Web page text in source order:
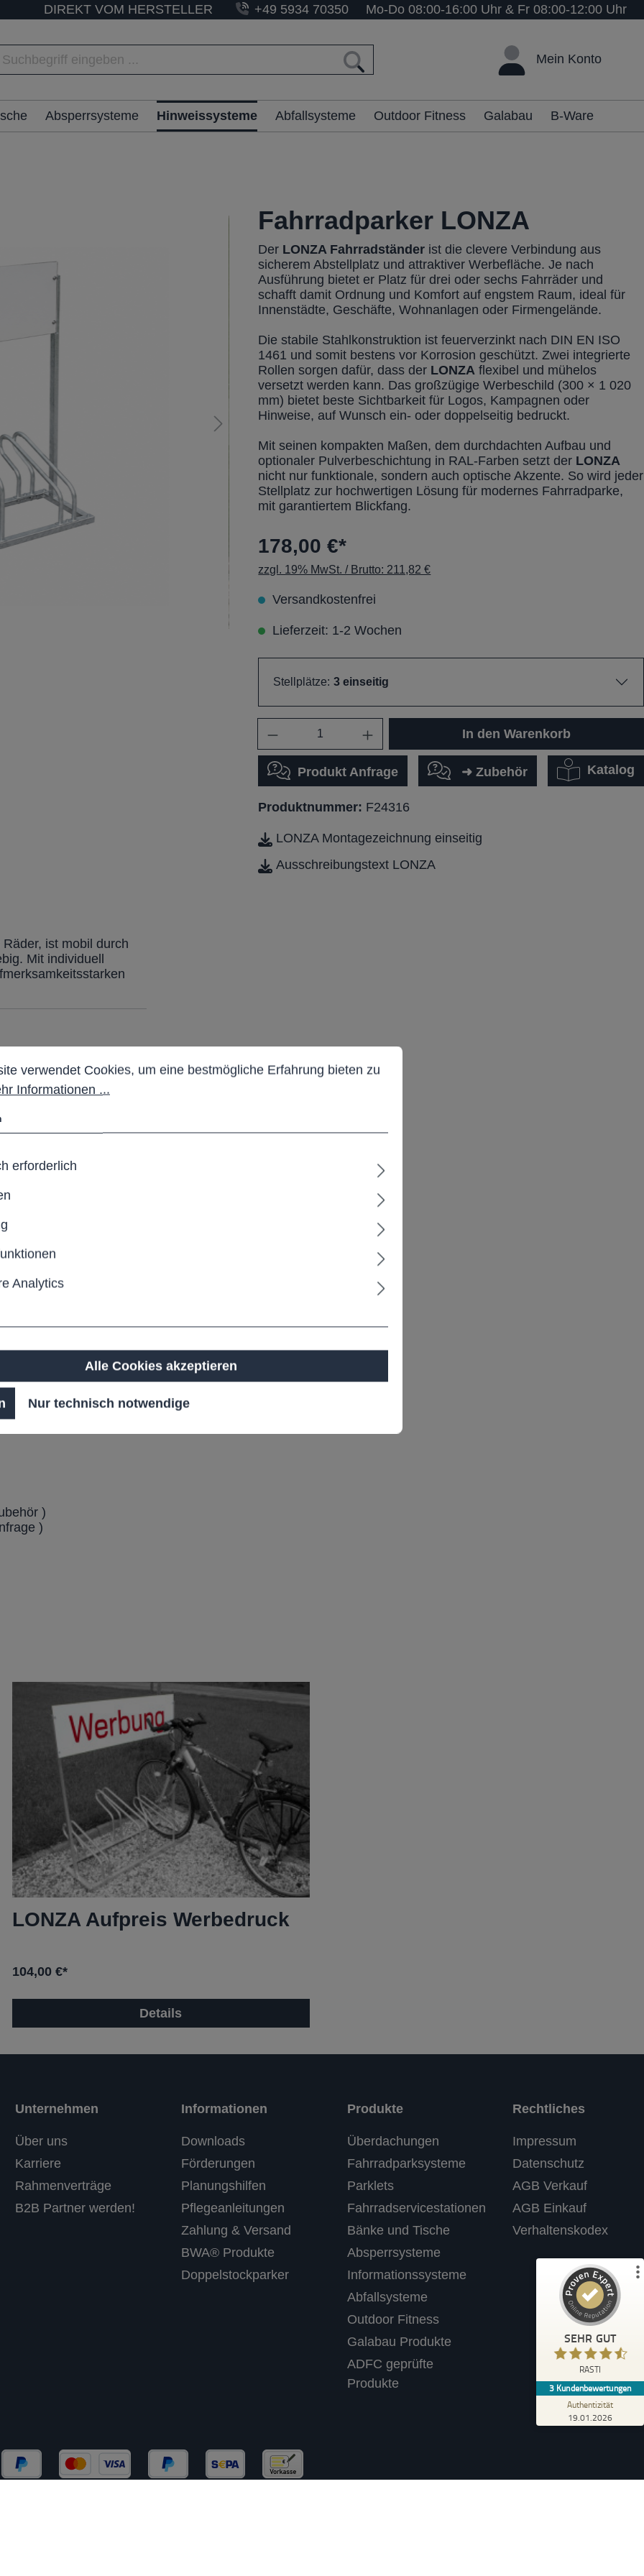
DIREKT VOM HERSTELLER +49 5934 70350 Mo-Do 08:00-16:00 Uhr & Fr 08:00-12:00 Uhr
Mein Konto
Absperrsysteme Hinweissysteme Abfallsysteme Outdoor Fitness Galabau B-Ware
Fahrradparker LONZA
Der LONZA Fahrradständer ist die clevere Verbindung aus
sicherem Abstellplatz und attraktiver Werbefläche. Je nach
Ausführung bietet er Platz für drei oder sechs Fahrräder und
schafft damit Ordnung und Komfort auf engstem Raum, ideal für
Innenstädte, Geschäfte, Wohnanlagen oder Firmengelände.
Die stabile Stahlkonstruktion ist feuerverzinkt nach DIN EN ISO
1461 und somit bestens vor Korrosion geschützt. Zwei integrierte
Rollen sorgen dafür, dass der LONZA flexibel und mühelos
versetzt werden kann. Das großzügige Werbeschild (300 × 1 020
mm) bietet beste Sichtbarkeit für Logos, Kampagnen oder
Hinweise, auf Wunsch ein- oder doppelseitig bedruckt.
Mit seinen kompakten Maßen, dem durchdachten Aufbau und
optionaler Pulverbeschichtung in RAL-Farben setzt der LONZA
nicht nur funktionale, sondern auch optische Akzente. So wird jeder
Stellplatz zur hochwertigen Lösung für modernes Fahrradparke,
mit garantiertem Blickfang.
178,00 €*
zzgl. 19% MwSt. / Brutto: 211,82 €
Versandkostenfrei
Lieferzeit: 1-2 Wochen
Stellplätze: 3 einseitig
In den Warenkorb
Produkt Anfrage ➜ Zubehör Katalog
Produktnummer: F24316
LONZA Montagezeichnung einseitig
Ausschreibungstext LONZA
ist mobil durch
Mit individuell
Ausführung mit
)
)
LONZA Aufpreis Werbedruck
104,00 €*
Details
Unternehmen
Über uns
Karriere
Rahmenverträge
B2B Partner werden!
Informationen
Downloads
Förderungen
Planungshilfen
Pflegeanleitungen
Zahlung & Versand
BWA® Produkte
Doppelstockparker
Produkte
Überdachungen
Fahrradparksysteme
Parklets
Fahrradservicestationen
Bänke und Tische
Absperrsysteme
Informationssysteme
Abfallsysteme
Outdoor Fitness
Galabau Produkte
ADFC geprüfte
Produkte
Rechtliches
Impressum
Datenschutz
AGB Verkauf
AGB Einkauf
Verhaltenskodex
verwendet Cookies, um eine bestmögliche Erfahrung bieten zu können.
verwendet Cookies, um eine bestmögliche Erfahrung bieten zu
Informationen ...
erforderlich
Analytics
Alle Cookies akzeptieren
Nur technisch notwendige
SEHR GUT
RASTI
3 Kundenbewertungen
Authentizität
19.01.2026
RASTI
100
%
Empfehlungen auf
ProvenExpert.com
Bewertungen auf ProvenExpert.com
Erfahren Sie mehr über dieses Bewertungssiegel
Anonym
Supermarkt einen Fahrradständer mit
Werbetafel gekauft.